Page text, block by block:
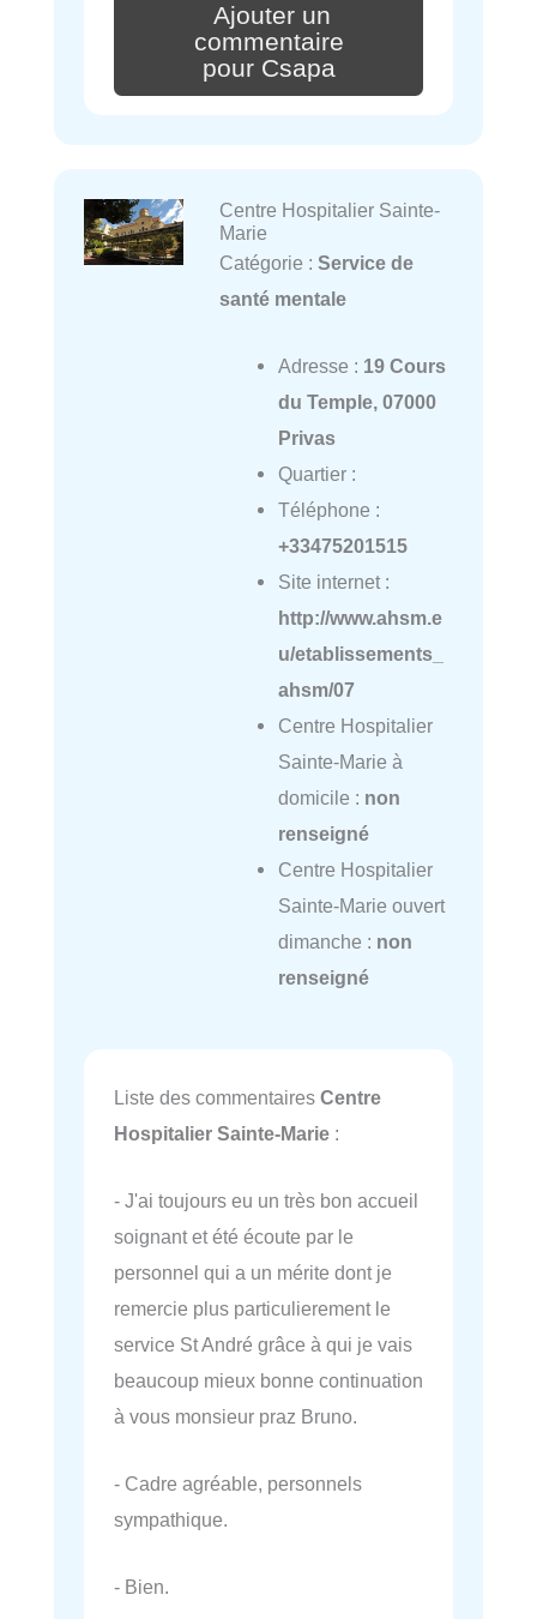
Ajouter un
commentaire
pour Csapa
Centre Hospitalier Sainte-
Marie
Catégorie : Service de
santé mentale
Adresse : 19 Cours
du Temple, 07000
Privas
Quartier :
Téléphone :
+33475201515
Site internet :
http://www.ahsm.e
u/etablissements_
ahsm/07
Centre Hospitalier
Sainte-Marie à
domicile : non
renseigné
Centre Hospitalier
Sainte-Marie ouvert
dimanche : non
renseigné
Liste des commentaires Centre
Hospitalier Sainte-Marie :
- J'ai toujours eu un très bon accueil
soignant et été écoute par le
personnel qui a un mérite dont je
remercie plus particulierement le
service St André grâce à qui je vais
beaucoup mieux bonne continuation
à vous monsieur praz Bruno.
- Cadre agréable, personnels
sympathique.
- Bien.